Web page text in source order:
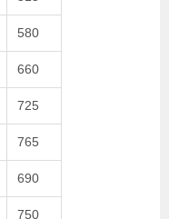
580
660
725
765
690
750